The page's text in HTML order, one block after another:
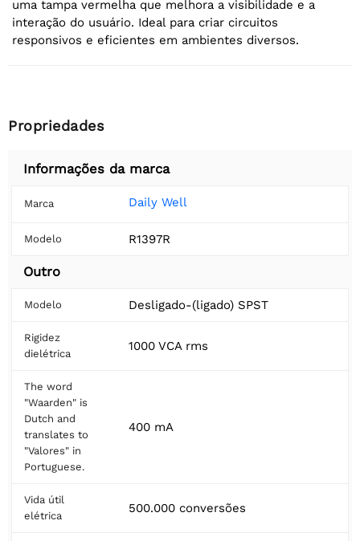
uma tampa vermelha que melhora a visibilidade e a
interação do usuário. Ideal para criar circuitos
responsivos e eficientes em ambientes diversos.
Propriedades
Informações da marca
Marca Daily Well
Modelo R1397R
Outro
Modelo Desligado-(ligado) SPST
Rigidez
dielétrica
1000 VCA rms
The word
"Waarden" is
Dutch and
translates to
"Valores" in
Portuguese.
400 mA
Vida útil
elétrica
500.000 conversões